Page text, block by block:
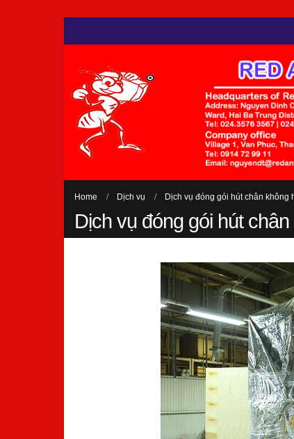
Home Dịch vụ Dịch vụ đóng gói hút chân không
Dịch vụ đóng gói hút